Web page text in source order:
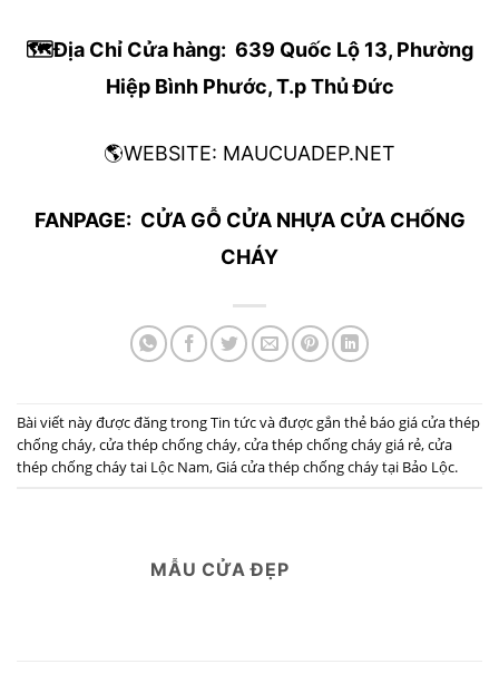
🗺Địa Chỉ Cửa hàng: 639 Quốc Lộ 13, Phường
Hiệp Bình Phước, T.p Thủ Đức
🌎WEBSITE: MAUCUADEP.NET
FANPAGE: CỬA GỖ CỬA NHỰA CỬA CHỐNG
CHÁY
Bài viết này được đăng trongTin tứcvà được gắn thẻ báo giá cửa thép
chống cháy,cửa thép chống cháy,cửa thép chống cháy giá rẻ,cửa
thép chống cháy tai Lộc Nam,Giá cửa thép chống cháy tại Bảo Lộc.
MẪU CỬA ĐẸP